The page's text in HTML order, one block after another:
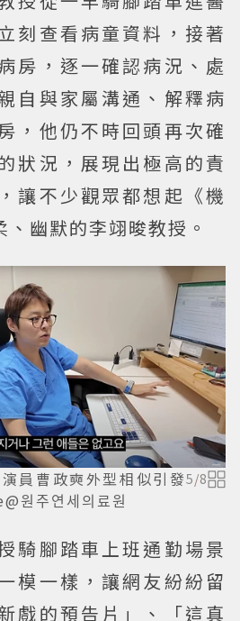
刻查看病童資料，接著
房，逐一確認病況、處
自與家屬溝通、解釋病
，他仍不時回頭再次確
狀況，展現出極高的責
讓不少觀眾都想起《機
幽默的李翊晙教授。
員曹政奭外型相似引發
원주연세의료원
5/8
騎腳踏車上班通勤場景
模一樣，讓網友紛紛留
戲的預告片」、「這真